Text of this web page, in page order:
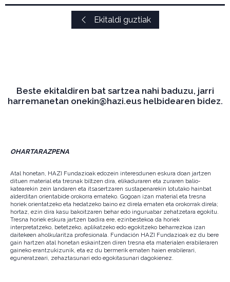
Ekitaldi guztiak
Beste ekitaldiren bat sartzea nahi baduzu, jarri
harremanetan onekin@hazi.eus helbidearen bidez.
OHARTARAZPENA
Atal honetan, HAZI Fundazioak edozein interesdunen eskura doan jartzen
dituen material eta tresnak biltzen dira, elikaduraren eta zuraren balio-
katearekin zein landaren eta itsasertzaren sustapenarekin lotutako hainbat
alderditan orientabide orokorra emateko. Gogoan izan material eta tresna
horiek orientatzeko eta hedatzeko baino ez direla ematen eta orokorrak direla;
hortaz, ezin dira kasu bakoitzaren behar edo inguruabar zehatzetara egokitu.
Tresna horiek eskura jartzen badira ere, ezinbestekoa da horiek
interpretatzeko, betetzeko, aplikatzeko edo egokitzeko beharrezkoa izan
daitekeen aholkularitza profesionala. Fundación HAZI Fundazioak ez du bere
gain hartzen atal honetan eskaintzen diren tresna eta materialen erabileraren
gaineko erantzukizunik, eta ez du bermerik ematen haien erabilerari,
eguneratzeari, zehaztasunari edo egokitasunari dagokienez.